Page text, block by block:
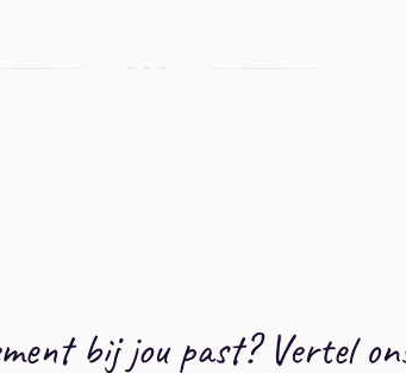
+ + +
bij jou past? Vertel